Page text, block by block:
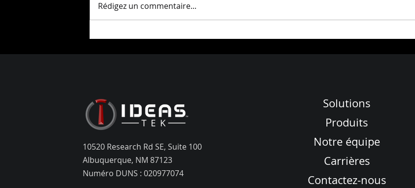
Presse IDEAS-TEK HPSC
Journée des Stagiaires 2024 au
Rédigez un commentaire...
10520 Research Rd SE, Suite 100
Albuquerque, NM 87123
Numéro DUNS : 020977074
Solutions
Produits
Notre équipe
Carrières
Contactez-nous